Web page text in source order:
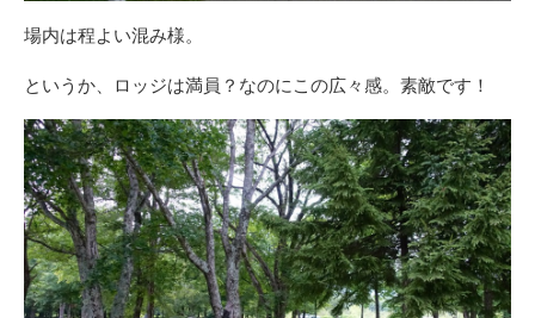
場内は程よい混み様。
というか、ロッジは満員？なのにこの広々感。素敵です！